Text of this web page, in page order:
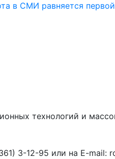
в СМИ равняется
технологий и
3-12-95 или на E-mail: